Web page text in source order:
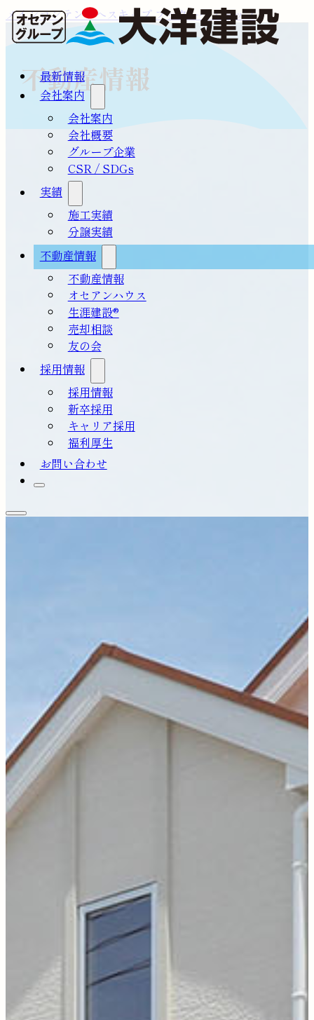
メインコンテンツへスキップフッターへスキップ
最新情報
会社案内
会社案内
会社概要
グループ企業
CSR / SDGs
実績
施工実績
分譲実績
不動産情報
不動産情報
オセアンハウス
生涯建設®
売却相談
友の会
採用情報
採用情報
新卒採用
キャリア採用
福利厚生
お問い合わせ
不動産情報